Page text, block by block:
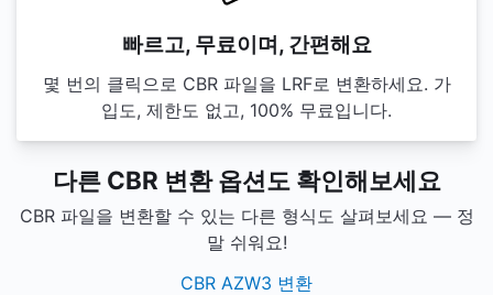
빠르고, 무료이며, 간편해요
몇 번의 클릭으로 CBR 파일을 LRF로 변환하세요. 가
입도, 제한도 없고, 100% 무료입니다.
다른 CBR 변환 옵션도 확인해보세요
CBR 파일을 변환할 수 있는 다른 형식도 살펴보세요 — 정
말 쉬워요!
CBR AZW3 변환